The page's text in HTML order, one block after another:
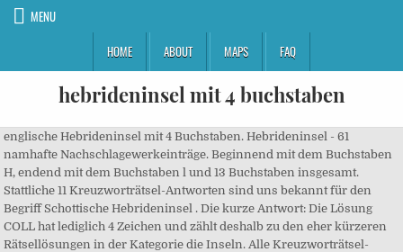
MENU
HOME
ABOUT MAPS FAQ
hebrideninsel mit 4 buchstaben
englische Hebrideninsel mit 4 Buchstaben. Hebrideninsel - 61
namhafte Nachschlagewerkeinträge. Beginnend mit dem Buchstaben
H, endend mit dem Buchstaben l und 13 Buchstaben insgesamt.
Stattliche 11 Kreuzworträtsel-Antworten sind uns bekannt für den
Begriff Schottische Hebrideninsel . Die kurze Antwort: Die Lösung
COLL hat lediglich 4 Zeichen und zählt deshalb zu den eher kürzeren
Rätsellösungen in der Kategorie die Inseln. Alle Kreuzworträtsel-